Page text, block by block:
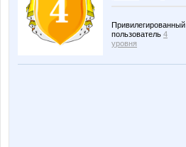
Привилегированный
пользователь 4
уровня